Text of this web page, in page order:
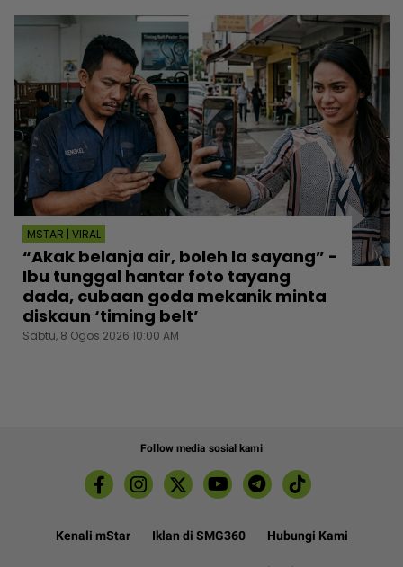
MSTAR | VIRAL
“Akak belanja air, boleh la sayang” -
Ibu tunggal hantar foto tayang
dada, cubaan goda mekanik minta
diskaun ‘timing belt’
Sabtu, 8 Ogos 2026 10:00 AM
Follow media sosial kami
Kenali mStar Iklan di SMG360 Hubungi Kami